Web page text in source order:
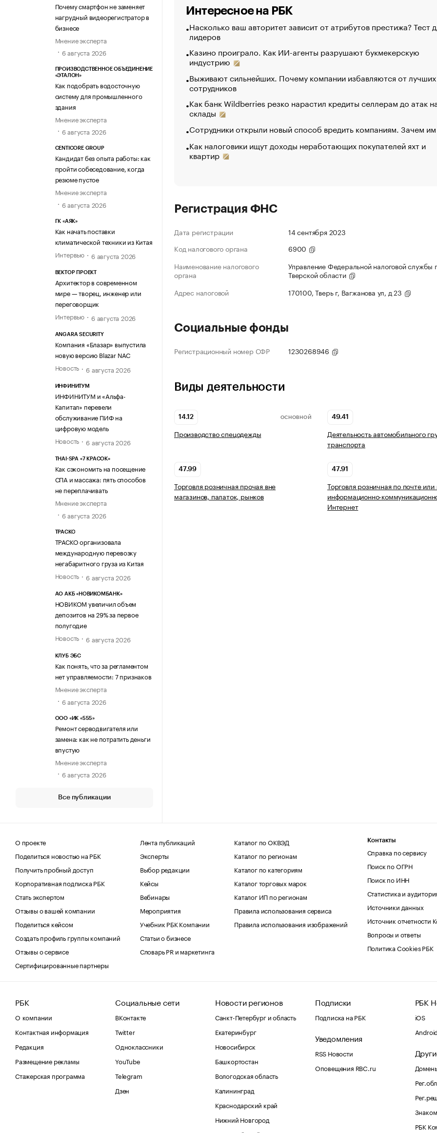
Почему смартфон не заменяет
нагрудный видеорегистратор в
бизнесе
Мнение эксперта
6 августа 2026
ПРОИЗВОДСТВЕННОЕ ОБЪЕДИНЕНИЕ
«ЭТАЛОН»
Как подобрать водосточную
систему для промышленного
здания
Мнение эксперта
6 августа 2026
CENTICORE GROUP
Кандидат без опыта работы: как
пройти собеседование, когда
резюме пустое
Мнение эксперта
6 августа 2026
ГК «АЯК»
Как начать поставки
климатической техники из Китая
Интервью
6 августа 2026
ВЕКТОР ПРОЕКТ
Архитектор в современном
мире — творец, инженер или
переговорщик
Интервью
6 августа 2026
ANGARA SECURITY
Компания «Блазар» выпустила
новую версию Blazar NAC
Новость
6 августа 2026
ИНФИНИТУМ
ИНФИНИТУМ и «Альфа-
Капитал» перевели
обслуживание ПИФ на
цифровую модель
Новость
6 августа 2026
THAI-SPA «7 КРАСОК»
Как сэкономить на посещение
СПА и массажа: пять способов
не переплачивать
Мнение эксперта
6 августа 2026
ТРАСКО
ТРАСКО организовала
международную перевозку
негабаритного груза из Китая
Новость
6 августа 2026
АО АКБ «НОВИКОМБАНК»
НОВИКОМ увеличил объем
депозитов на 29% за первое
полугодие
Новость
6 августа 2026
КЛУБ ЭБС
Как понять, что за регламентом
нет управляемости: 7 признаков
Мнение эксперта
6 августа 2026
ООО «ИК «555»
Ремонт серводвигателя или
замена: как не потратить деньги
впустую
Мнение эксперта
6 августа 2026
Все публикации
Интересное на РБК
Насколько ваш авторитет зависит от атрибутов престижа? Тест
лидеров
Казино проиграло. Как ИИ-агенты разрушают букмекерскую
индустрию
Выживают сильнейших. Почему компании избавляются от лучших
сотрудников
Как банк Wildberries резко нарастил кредиты селлерам до атак
склады
Сотрудники открыли новый способ вредить компаниям. Зачем
Как налоговики ищут доходы неработающих покупателей яхт и
квартир
Регистрация ФНС
Дата регистрации
14 сентября 2023
Код налогового органа
6900
Наименование налогового
органа
Управление Федеральной налоговой службы
Тверской области
Адрес налоговой
170100, Тверь г, Вагжанова ул, д 23
Социальные фонды
Регистрационный номер СФР 1230268946
Виды деятельности
14.12 ОСНОВНОЙ
Производство спецодежды
49.41
Деятельность автомобильного
транспорта
47.99
Торговля розничная прочая вне
магазинов, палаток, рынков
47.91
Торговля розничная по почте или
информационно-
Интернет
О проекте
Поделиться новостью на РБК
Получить пробный доступ
Корпоративная подписка РБК
Стать экспертом
Отзывы о вашей компании
Поделиться кейсом
Создать профиль группы компаний
Отзывы о сервисе
Сертифицированные партнеры
Лента публикаций
Эксперты
Выбор редакции
Кейсы
Вебинары
Мероприятия
Учебник РБК Компании
Статьи о бизнесе
Словарь PR и маркетинга
Каталог по ОКВЭД
Каталог по регионам
Каталог по категориям
Каталог торговых марок
Каталог ИП по регионам
Правила использования сервиса
Правила использования изображений
Контакты
Справка по сервису
Поиск по ОГРН
Поиск по ИНН
Статистика и
Источники данных
Источник отчетности
Вопросы и ответы
Политика Cookies РБК
РБК
О компании
Контактная информация
Редакция
Размещение рекламы
Стажерская программа
Социальные сети
ВКонтакте
Twitter
Одноклассники
YouTube
Telegram
Дзен
Новости регионов
Санкт-Петербург и область
Екатеринбург
Новосибирск
Башкортостан
Вологодская область
Калининград
Краснодарский край
Нижний Новгород
Подписки
Подписка на РБК
Уведомления
RSS Новости
Оповещения RBC.ru
РБК
iOS
РБК